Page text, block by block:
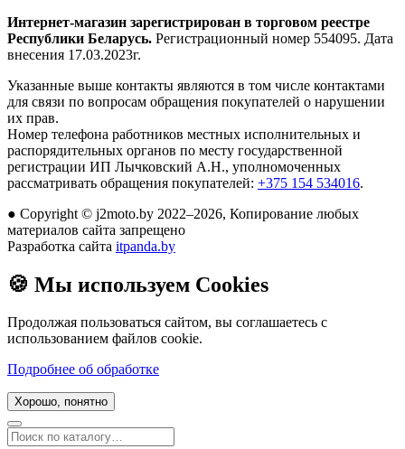
Интернет-магазин зарегистрирован в торговом реестре
Республики Беларусь. Регистрационный номер 554095. Дата
внесения 17.03.2023г.
Указанные выше контакты являются в том числе контактами
для связи по вопросам обращения покупателей о нарушении
их прав.
Номер телефона работников местных исполнительных и
распорядительных органов по месту государственной
регистрации ИП Лычковский А.Н., уполномоченных
рассматривать обращения покупателей: +375 154 534016.
● Copyright © j2moto.by 2022–2026, Копирование любых
материалов сайта запрещено
Разработка сайта itpanda.by
🍪 Мы используем Cookies
Продолжая пользоваться сайтом, вы соглашаетесь с
использованием файлов cookie.
Подробнее об обработке
Хорошо, понятно